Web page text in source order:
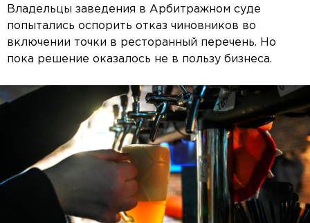
Владельцы заведения в Арбитражном суде
попытались оспорить отказ чиновников во
включении точки в ресторанный перечень. Но
пока решение оказалось не в пользу бизнеса.